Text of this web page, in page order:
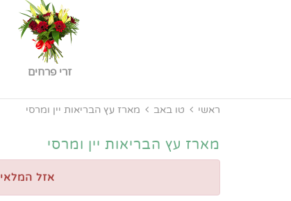
זרי פרחים
ראשי טו באב מארז עץ הבריאות יין ומרסי
מארז עץ הבריאות יין ומרסי
אזל המלאי